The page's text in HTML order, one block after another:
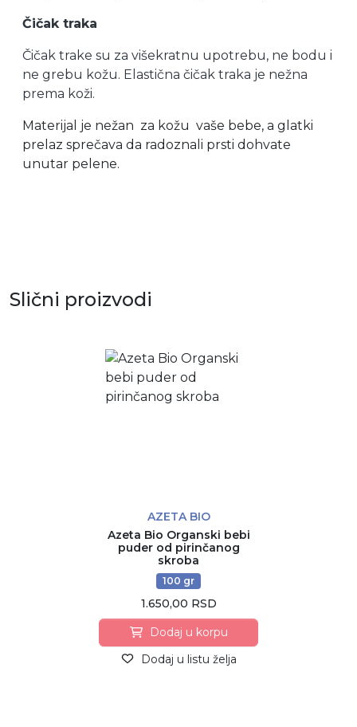
Čičak traka
Čičak trake su za višekratnu upotrebu, ne bodu i
ne grebu kožu. Elastična čičak traka je nežna
prema koži.
Materijal je nežan za kožu vaše bebe, a glatki
prelaz sprečava da radoznali prsti dohvate
unutar pelene.
Slični proizvodi
AZETA BIO
Azeta Bio Organski bebi
puder od pirinčanog
skroba
100 gr
1.650,00 RSD
Dodaj u korpu
Dodaj u listu želja